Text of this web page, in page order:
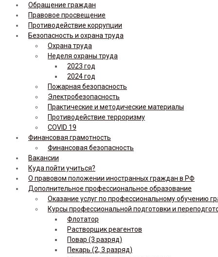
Обращение граждан
Правовое просвещение
Противодействие коррупции
Безопасность и охрана труда
Охрана труда
Неделя охраны труда
2023 год
2024 год
Пожарная безопасность
Электробезопасность
Практические и методические материалы
Противодействие терроризму
COVID 19
Финансовая грамотность
Финансовая безопасность
Вакансии
Куда пойти учиться?
О правовом положении иностранных граждан в РФ
Дополнительное профессиональное образование
Оказание услуг по профессиональному обучению
Курсы профессиональной подготовки и
Флотатор
Растворщик реагентов
Повар (3 разряд)
Пекарь (2, 3 разряд)